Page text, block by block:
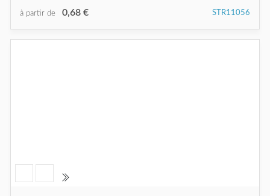
à partir de 0,68 € STR11056